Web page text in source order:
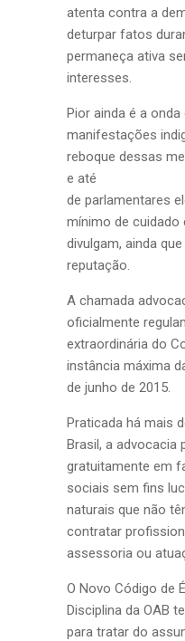
atenta contra a
deturpar fatos
permaneça ativa
interesses.
Pior ainda é a onda
manifestações
reboque dessas
e até
de parlamentares
mínimo de cuidado
divulgam, ainda
reputação.
A chamada
oficialmente
extraordinária do
instância máxima
de junho de 2015.
Praticada há mais
Brasil, a advocacia
gratuitamente em
sociais sem fins
naturais que não
contratar
assessoria ou
O Novo Código de
Disciplina da OAB
para tratar do